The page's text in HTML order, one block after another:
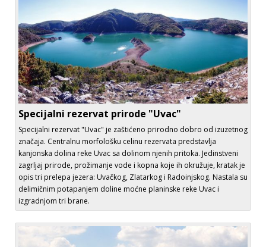
Specijalni rezervat prirode "Uvac"
Specijalni rezervat "Uvac" je zaštićeno prirodno dobro od izuzetnog
značaja. Centralnu morfološku celinu rezervata predstavlja
kanjonska dolina reke Uvac sa dolinom njenih pritoka. Jedinstveni
zagrljaj prirode, prožimanje vode i kopna koje ih okružuje, kratak je
opis tri prelepa jezera: Uvačkog, Zlatarkog i Radoinjskog. Nastala su
delimičnim potapanjem doline moćne planinske reke Uvac i
izgradnjom tri brane.